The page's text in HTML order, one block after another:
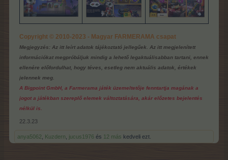
Copyright © 2010-2023 - Magyar FARMERAMA csapat
Megjegyzés: Az itt leírt adatok tájékoztató jellegűek. Az itt megjelenített
információkat megpróbáljuk mindig a lehető legaktuálisabban tartani, ennek
ellenére előfordulhat, hogy téves, esetleg nem aktuális adatok, értékek
jelennek meg.
A Bigpoint GmbH, a Farmerama játék üzemeltetője fenntartja magának a
jogot a játékban szereplő elemek változtatására, akár előzetes bejelentés
nélkül is.
22.3.23
anya5062, Kuzdern, jucus1976 és 12 más kedveli ezt.